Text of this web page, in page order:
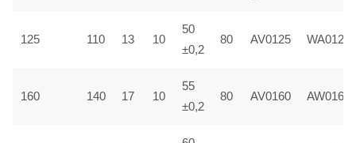
125 110 13 10
50
±0,2
80 AV0125 WA0125
160 140 17 10
55
±0,2
80 AV0160 AW0160